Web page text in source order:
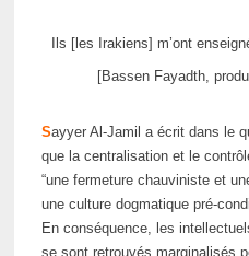
Ils [les Irakiens] m’ont
[Bassen Fayadth,
Sayyer Al-Jamil a écrit dans le
que la centralisation et le
“une fermeture chauviniste et
une culture dogmatique pré-
En conséquence, les
se sont retrouvés marginalisés